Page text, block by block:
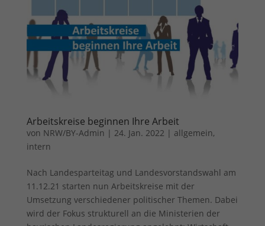
Arbeitskreise beginnen Ihre Arbeit
von NRW/BY-Admin | 24. Jan. 2022 | allgemein,
intern
Nach Landesparteitag und Landesvorstandswahl am
11.12.21 starten nun Arbeitskreise mit der
Umsetzung verschiedener politischer Themen. Dabei
wird der Fokus strukturell an die Ministerien der